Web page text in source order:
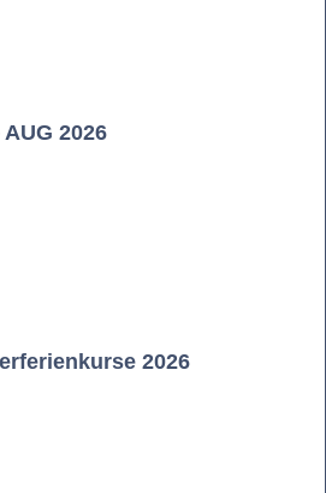
2026
2026